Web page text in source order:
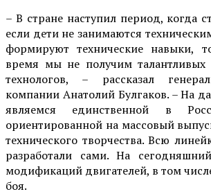
– В стране наступил период, когда
если дети не занимаются
формируют технические навыки,
время мы не получим талантливых
технологов, – рассказал
компании Анатолий Булгаков. – На
являемся единственной в
ориентированной на массовый
технического творчества. Всю
разработали сами. На
модификаций двигателей, в том
боя.